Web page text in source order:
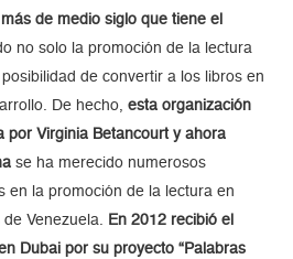
más de medio siglo que tiene el
no solo la promoción de la lectura
de convertir a los libros en
De hecho,esta organización
por Virginia Betancourt y ahora
se ha merecido numerosos
en la promoción de la lectura en
Venezuela. En 2012 recibió el
Dubai por su proyecto “Palabras